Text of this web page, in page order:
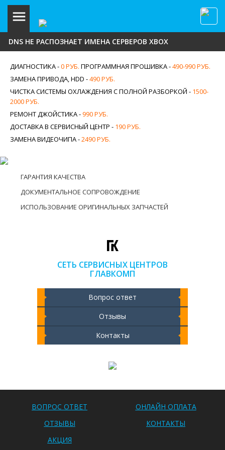
СЕТЬ СЕРВИСНЫХ ЦЕНТРОВ
ГЛАВКОМП
Вопрос ответ
Отзывы
Контакты
DNS НЕ РАСПОЗНАЕТ ИМЕНА СЕРВЕРОВ XBOX
ДИАГНОСТИКА -0 РУБ. ПРОГРАММНАЯ ПРОШИВКА -490-990 РУБ.
ЗАМЕНА ПРИВОДА, HDD -490 РУБ.
ЧИСТКА СИСТЕМЫ ОХЛАЖДЕНИЯ С ПОЛНОЙ РАЗБОРКОЙ - 1500-
2000 РУБ.
РЕМОНТ ДЖОЙСТИКА -990 РУБ.
ДОСТАВКА В СЕРВИСНЫЙ ЦЕНТР - 190 РУБ.
ЗАМЕНА ВИДЕОЧИПА -2490 РУБ.
ГАРАНТИЯ КАЧЕСТВА
ДОКУМЕНТАЛЬНОЕ СОПРОВОЖДЕНИЕ
ИСПОЛЬЗОВАНИЕ ОРИГИНАЛЬНЫХ ЗАПЧАСТЕЙ
ВОПРОС ОТВЕТ
ОНЛАЙН ОПЛАТА
ОТЗЫВЫ
КОНТАКТЫ
АКЦИЯ